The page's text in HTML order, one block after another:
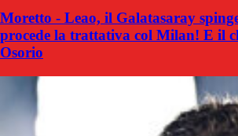
Moretto - Leao, il Galatasaray
procede la trattativa col Milan! E il
Osorio